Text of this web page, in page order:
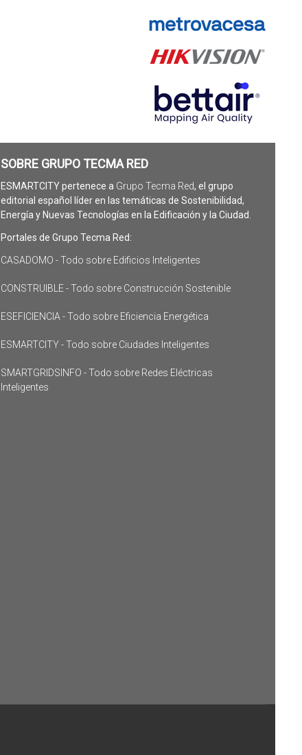
SOBRE GRUPO TECMA RED
ESMARTCITY pertenece a Grupo Tecma Red, el grupo
editorial español líder en las temáticas de Sostenibilidad,
Energía y Nuevas Tecnologías en la Edificación y la Ciudad.
Portales de Grupo Tecma Red:
CASADOMO - Todo sobre Edificios Inteligentes
CONSTRUIBLE - Todo sobre Construcción Sostenible
ESEFICIENCIA - Todo sobre Eficiencia Energética
ESMARTCITY - Todo sobre Ciudades Inteligentes
SMARTGRIDSINFO - Todo sobre Redes Eléctricas
Inteligentes